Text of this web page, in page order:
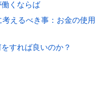
くならば
えるべき事：お金の使用
すれば良いのか？